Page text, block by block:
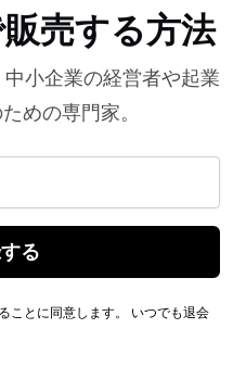
売する方法
中小企業の経営者や起業
めの専門家。
ことに同意します。 いつでも退会